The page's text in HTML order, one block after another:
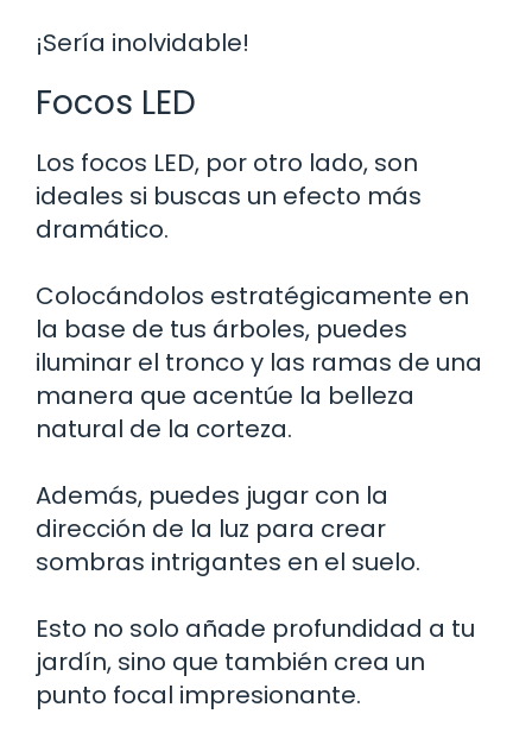
¡Sería inolvidable!
Focos LED
Los focos LED, por otro lado, son
ideales si buscas un efecto más
dramático.
Colocándolos estratégicamente en
la base de tus árboles, puedes
iluminar el tronco y las ramas de una
manera que acentúe la belleza
natural de la corteza.
Además, puedes jugar con la
dirección de la luz para crear
sombras intrigantes en el suelo.
Esto no solo añade profundidad a tu
jardín, sino que también crea un
punto focal impresionante.